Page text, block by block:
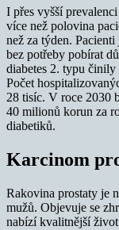
I přes vyšší
více než polovina
než za týden.
bez potřeby pobírat
diabetes 2. typu
Počet
28 tisíc. V roce 2030
40 milionů korun za
diabetiků.
Karcinom
Rakovina prostaty je
mužů. Objevuje se
nabízí kvalitnější